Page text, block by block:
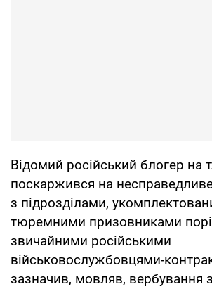
Відомий російський блогер на
поскаржився на
з підрозділами,
тюремними призовниками
звичайними російськими
військовослужбовцями-
зазначив, мовляв, вербування